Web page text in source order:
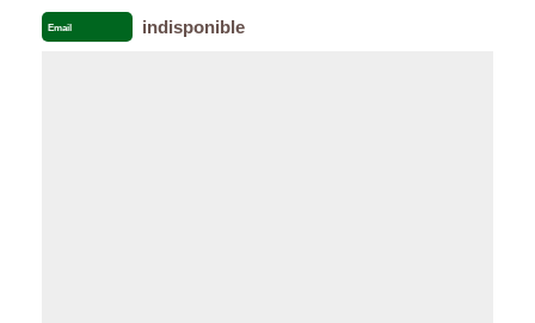
Email indisponible